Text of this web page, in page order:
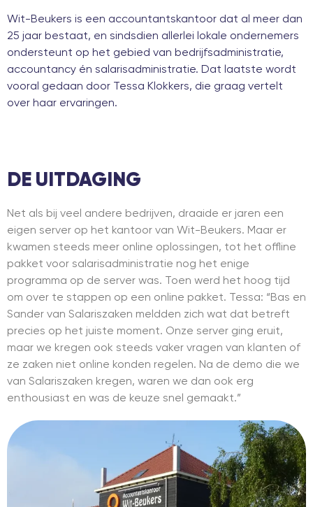
Wit-Beukers is een accountantskantoor dat al meer dan
25 jaar bestaat, en sindsdien allerlei lokale ondernemers
ondersteunt op het gebied van bedrijfsadministratie,
accountancy én salarisadministratie. Dat laatste wordt
vooral gedaan door Tessa Klokkers, die graag vertelt
over haar ervaringen.
DE UITDAGING
Net als bij veel andere bedrijven, draaide er jaren een
eigen server op het kantoor van Wit-Beukers. Maar er
kwamen steeds meer online oplossingen, tot het offline
pakket voor salarisadministratie nog het enige
programma op de server was. Toen werd het hoog tijd
om over te stappen op een online pakket. Tessa: “Bas en
Sander van Salariszaken meldden zich wat dat betreft
precies op het juiste moment. Onze server ging eruit,
maar we kregen ook steeds vaker vragen van klanten of
ze zaken niet online konden regelen. Na de demo die we
van Salariszaken kregen, waren we dan ook erg
enthousiast en was de keuze snel gemaakt.”